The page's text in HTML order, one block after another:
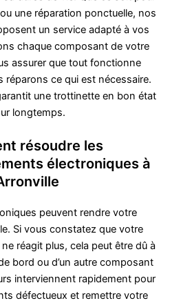
une réparation ponctuelle, nos
un service adapté à vos
chaque composant de votre
assurer que tout fonctionne
réparons ce qui est nécessaire.
une trottinette en bon état
longtemps.
résoudre les
électroniques à
peuvent rendre votre
Si vous constatez que votre
réagit plus, cela peut être dû à
bord ou d’un autre composant
interviennent rapidement pour
défectueux et remettre votre